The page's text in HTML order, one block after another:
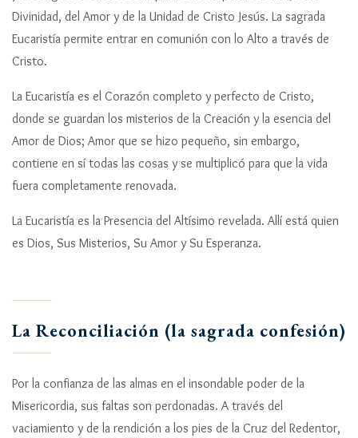
Divinidad, del Amor y de la Unidad de Cristo Jesús. La sagrada
Eucaristía permite entrar en comunión con lo Alto a través de
Cristo.
La Eucaristía es el Corazón completo y perfecto de Cristo,
donde se guardan los misterios de la Creación y la esencia del
Amor de Dios; Amor que se hizo pequeño, sin embargo,
contiene en sí todas las cosas y se multiplicó para que la vida
fuera completamente renovada.
La Eucaristía es la Presencia del Altísimo revelada. Allí está quien
es Dios, Sus Misterios, Su Amor y Su Esperanza.
La Reconciliación (la sagrada confesión)
Por la confianza de las almas en el insondable poder de la
Misericordia, sus faltas son perdonadas. A través del
vaciamiento y de la rendición a los pies de la Cruz del Redentor,